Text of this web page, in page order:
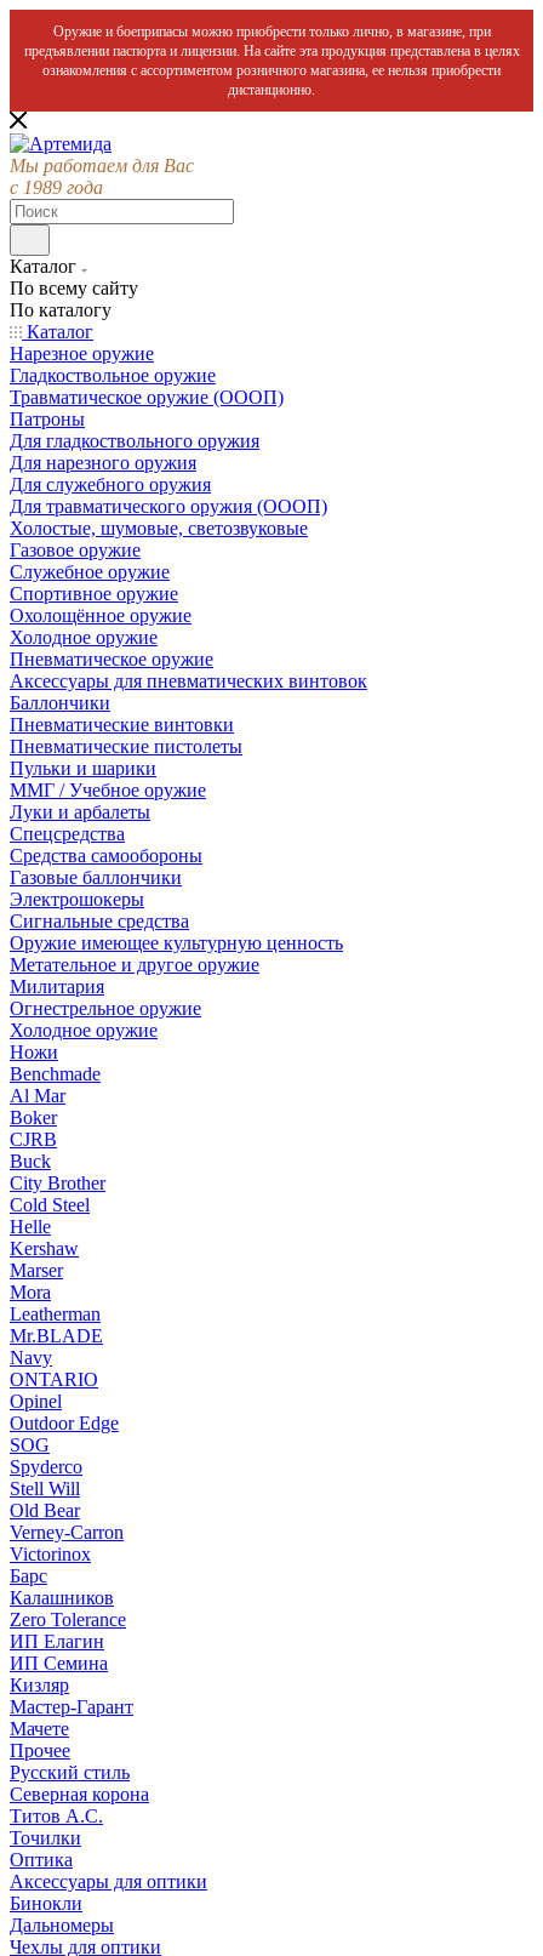
Оружие и боеприпасы можно приобрести только лично, в магазине, при
предъявлении паспорта и лицензии. На сайте эта продукция представлена в целях
ознакомления с ассортиментом розничного магазина, ее нельзя приобрести
дистанционно.
Мы работаем для Вас
с 1989 года
Каталог
По всему сайту
По каталогу
Каталог
Нарезное оружие
Гладкоствольное оружие
Травматическое оружие (ОООП)
Патроны
Для гладкоствольного оружия
Для нарезного оружия
Для служебного оружия
Для травматического оружия (ОООП)
Холостые, шумовые, светозвуковые
Газовое оружие
Служебное оружие
Спортивное оружие
Охолощённое оружие
Холодное оружие
Пневматическое оружие
Аксессуары для пневматических винтовок
Баллончики
Пневматические винтовки
Пневматические пистолеты
Пульки и шарики
ММГ / Учебное оружие
Луки и арбалеты
Спецсредства
Средства самообороны
Газовые баллончики
Электрошокеры
Сигнальные средства
Оружие имеющее культурную ценность
Метательное и другое оружие
Милитария
Огнестрельное оружие
Холодное оружие
Ножи
Benchmade
Al Mar
Boker
CJRB
Buck
City Brother
Cold Steel
Helle
Kershaw
Marser
Mora
Leatherman
Mr.BLADE
Navy
ONTARIO
Opinel
Outdoor Edge
SOG
Spyderco
Stell Will
Old Bear
Verney-Carron
Victorinox
Барс
Калашников
Zero Tolerance
ИП Елагин
ИП Семина
Кизляр
Мастер-Гарант
Мачете
Прочее
Русский стиль
Северная корона
Титов А.С.
Точилки
Оптика
Аксессуары для оптики
Бинокли
Дальномеры
Чехлы для оптики